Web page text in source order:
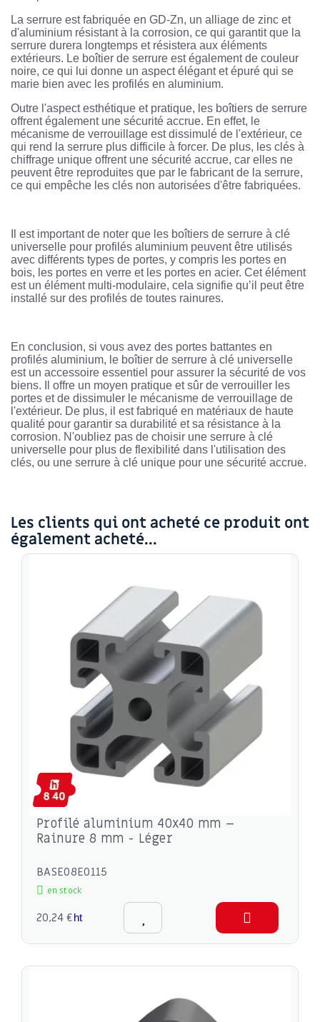
La serrure est fabriquée en GD-Zn, un alliage de zinc et
d'aluminium résistant à la corrosion, ce qui garantit que la
serrure durera longtemps et résistera aux éléments
extérieurs. Le boîtier de serrure est également de couleur
noire, ce qui lui donne un aspect élégant et épuré qui se
marie bien avec les profilés en aluminium.
Outre l'aspect esthétique et pratique, les boîtiers de serrure
offrent également une sécurité accrue. En effet, le
mécanisme de verrouillage est dissimulé de l'extérieur, ce
qui rend la serrure plus difficile à forcer. De plus, les clés à
chiffrage unique offrent une sécurité accrue, car elles ne
peuvent être reproduites que par le fabricant de la serrure,
ce qui empêche les clés non autorisées d'être fabriquées.
Il est important de noter que les boîtiers de serrure à clé
universelle pour profilés aluminium peuvent être utilisés
avec différents types de portes, y compris les portes en
bois, les portes en verre et les portes en acier. Cet élément
est un élément multi-modulaire, cela signifie qu’il peut être
installé sur des profilés de toutes rainures.
En conclusion, si vous avez des portes battantes en
profilés aluminium, le boîtier de serrure à clé universelle
est un accessoire essentiel pour assurer la sécurité de vos
biens. Il offre un moyen pratique et sûr de verrouiller les
portes et de dissimuler le mécanisme de verrouillage de
l'extérieur. De plus, il est fabriqué en matériaux de haute
qualité pour garantir sa durabilité et sa résistance à la
corrosion. N'oubliez pas de choisir une serrure à clé
universelle pour plus de flexibilité dans l'utilisation des
clés, ou une serrure à clé unique pour une sécurité accrue.
Les clients qui ont acheté ce produit ont
également acheté...
Profilé aluminium 40x40 mm –
Rainure 8 mm - Léger
BASE08E0115
en stock
20,24 €ht